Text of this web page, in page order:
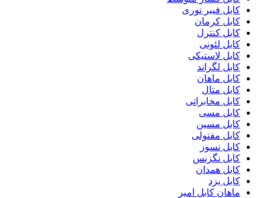
کابل فیبر نوری
کابل کرمان
کابل کنترل
کابل لئونی
کابل لاستیکی
کابل لگراند
کابل ماهان
کابل متال
کابل مخابراتی
کابل مسی
کابل مسین
کابل مفتولی
کابل نسوز
کابل نگزنس
کابل همدان
کابل یزد
ماهان کابل امیر